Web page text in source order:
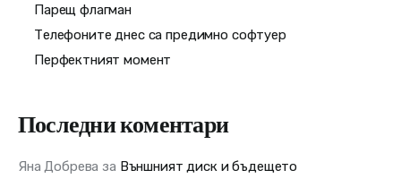
Парещ флагман
Телефоните днес са предимно софтуер
Перфектният момент
Последни коментари
Яна Добрева за Външният диск и бъдещето